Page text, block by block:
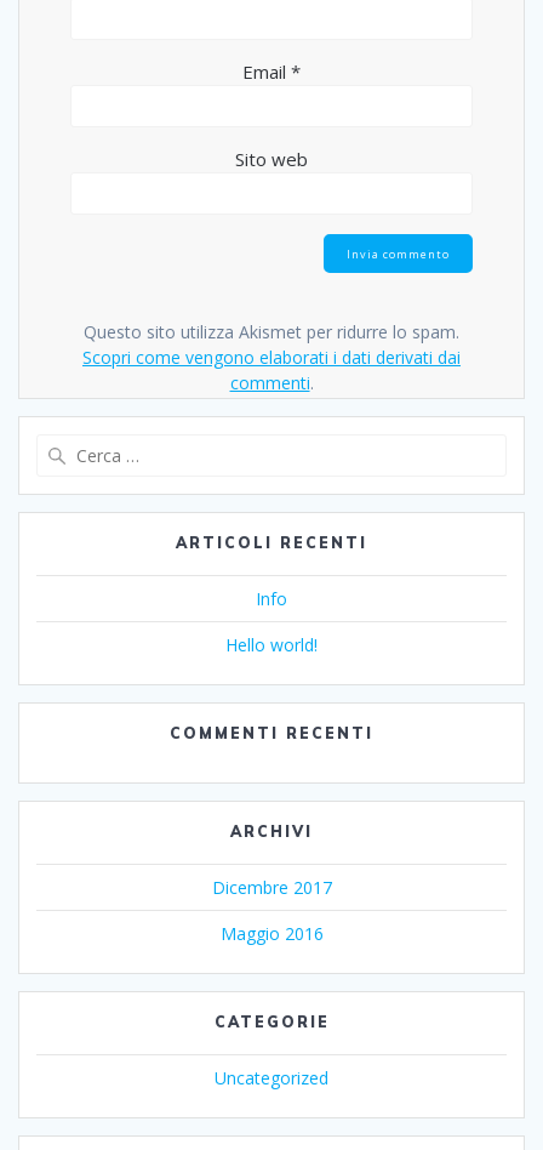
Email *
Sito web
Questo sito utilizza Akismet per ridurre lo spam.
Scopri come vengono elaborati i dati derivati dai
commenti.
ARTICOLI RECENTI
Info
Hello world!
COMMENTI RECENTI
ARCHIVI
Dicembre 2017
Maggio 2016
CATEGORIE
Uncategorized